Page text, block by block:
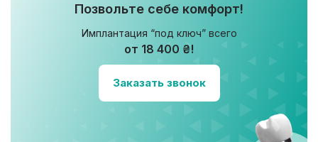
Позвольте себе комфорт!
Имплантация “под ключ” всего
от 18 400 ₴!
Заказать звонок